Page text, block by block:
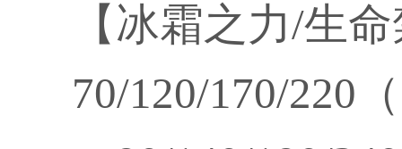
【冰霜之力/生
70/120/170/220